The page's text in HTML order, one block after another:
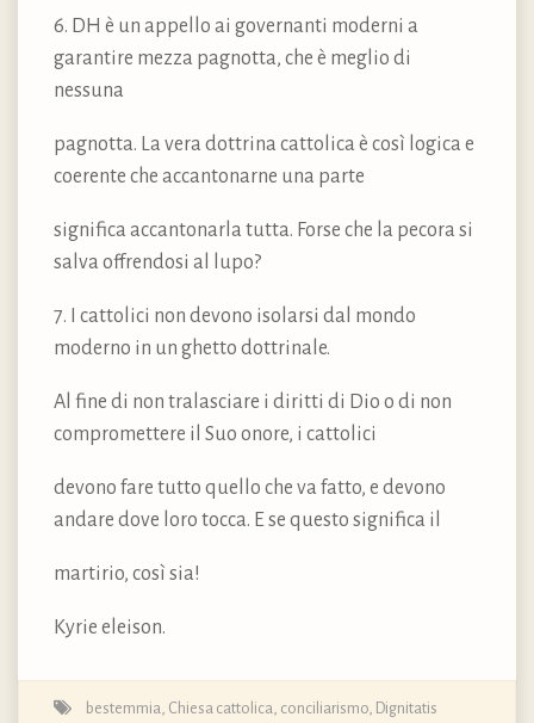
6. DH è un appello ai governanti moderni a
garantire mezza pagnotta, che è meglio di
nessuna
pagnotta. La vera dottrina cattolica è così logica e
coerente che accantonarne una parte
significa accantonarla tutta. Forse che la pecora si
salva offrendosi al lupo?
7. I cattolici non devono isolarsi dal mondo
moderno in un ghetto dottrinale.
Al fine di non tralasciare i diritti di Dio o di non
compromettere il Suo onore, i cattolici
devono fare tutto quello che va fatto, e devono
andare dove loro tocca. E se questo significa il
martirio, così sia!
Kyrie eleison.
bestemmia, Chiesa cattolica, conciliarismo, Dignitatis